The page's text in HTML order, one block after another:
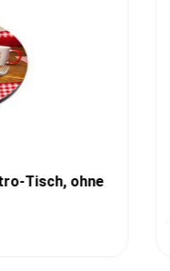
Tisch, ohne